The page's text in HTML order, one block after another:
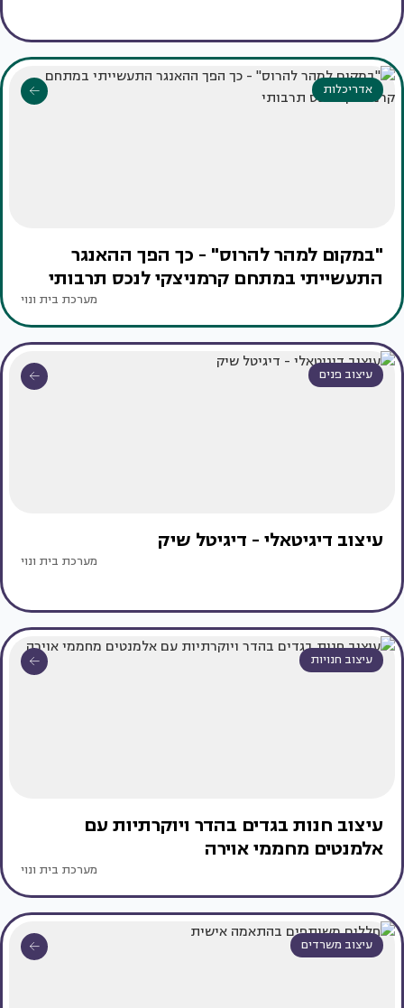
אדריכלות
"במקום למהר להרוס" - כך הפך ההאנגר
התעשייתי במתחם קרמניצקי לנכס תרבותי
מערכת בית ונוי
עיצוב פנים
עיצוב דיגיטאלי - דיגיטל שיק
מערכת בית ונוי
עיצוב חנויות
עיצוב חנות בגדים בהדר ויוקרתיות עם
אלמנטים מחממי אוירה
מערכת בית ונוי
עיצוב משרדים